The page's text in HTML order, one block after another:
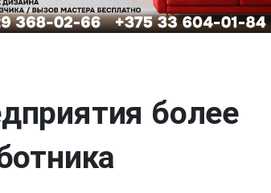
более